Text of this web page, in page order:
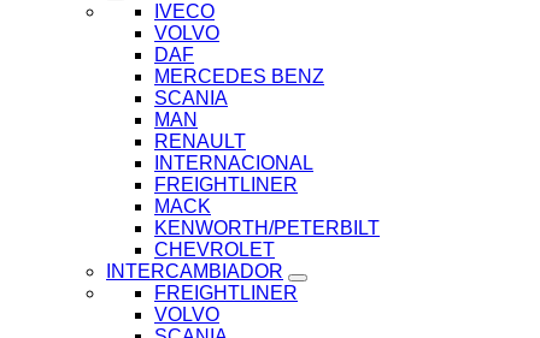
IVECO
VOLVO
DAF
MERCEDES BENZ
SCANIA
MAN
RENAULT
INTERNACIONAL
FREIGHTLINER
MACK
KENWORTH/PETERBILT
CHEVROLET
INTERCAMBIADOR
FREIGHTLINER
VOLVO